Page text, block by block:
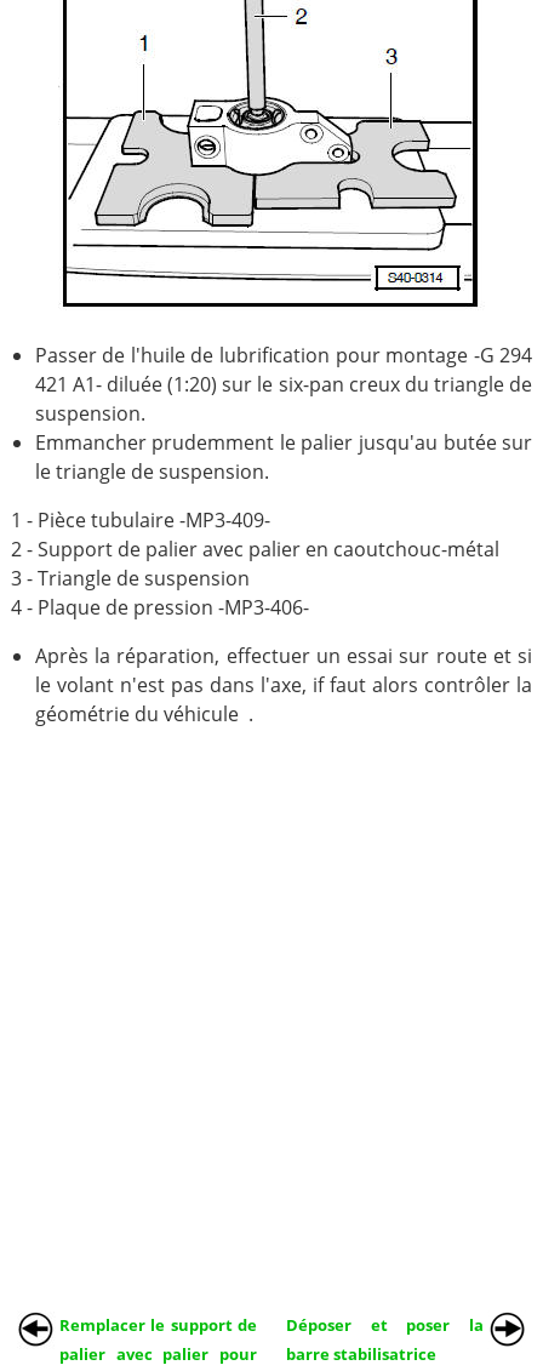
Passer de l'huile de lubrification pour montage -G 294
421 A1- diluée (1:20) sur le six-pan creux du triangle de
suspension.
Emmancher prudemment le palier jusqu'au butée sur
le triangle de suspension.
1 - Pièce tubulaire -MP3-409-
2 - Support de palier avec palier en caoutchouc-métal
3 - Triangle de suspension
4 - Plaque de pression -MP3-406-
Après la réparation, effectuer un essai sur route et si
le volant n'est pas dans l'axe, if faut alors contrôler la
géométrie du véhicule .
Remplacer le support de
palier avec palier pour
Déposer et poser la
barre stabilisatrice